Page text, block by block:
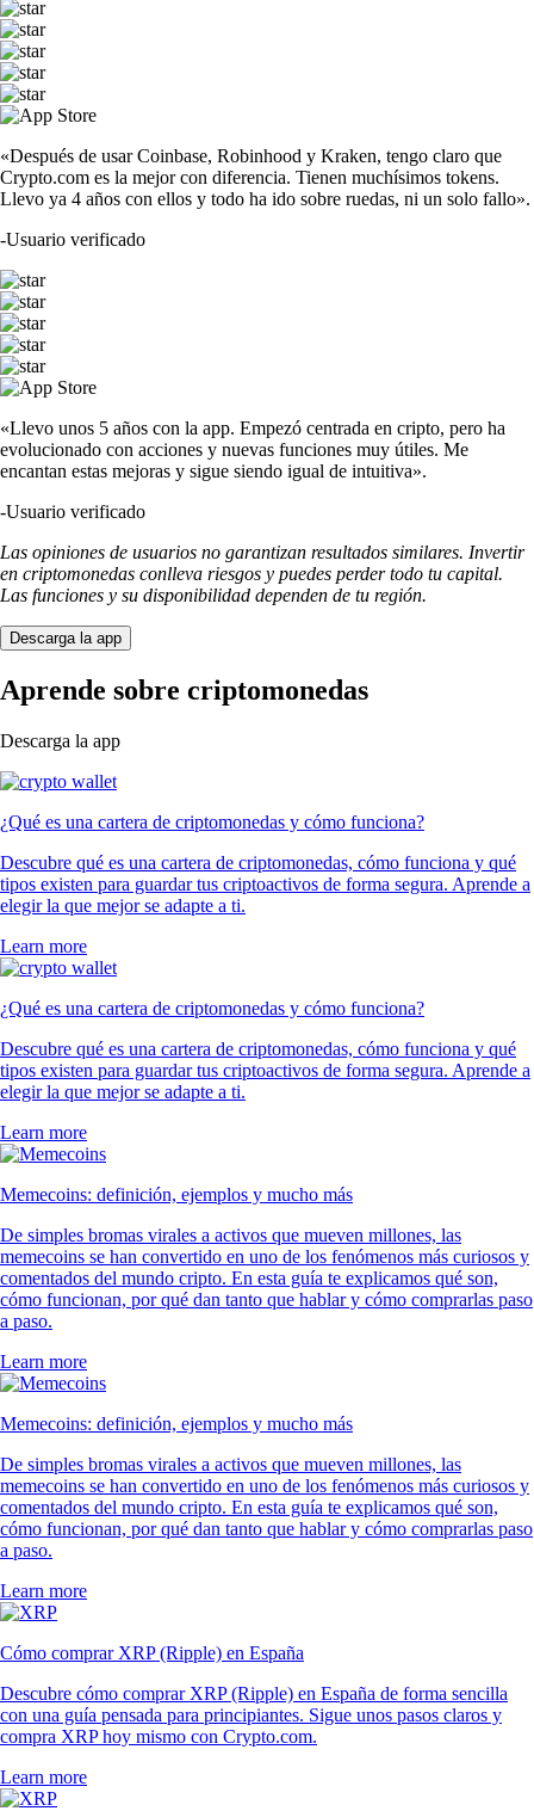
«Después de usar Coinbase, Robinhood y Kraken, tengo claro que
Crypto.com es la mejor con diferencia. Tienen muchísimos tokens.
Llevo ya 4 años con ellos y todo ha ido sobre ruedas, ni un solo fallo».
-Usuario verificado
«Llevo unos 5 años con la app. Empezó centrada en cripto, pero ha
evolucionado con acciones y nuevas funciones muy útiles. Me
encantan estas mejoras y sigue siendo igual de intuitiva».
-Usuario verificado
Las opiniones de usuarios no garantizan resultados similares. Invertir
en criptomonedas conlleva riesgos y puedes perder todo tu capital.
Las funciones y su disponibilidad dependen de tu región.
Descarga la app
Aprende sobre criptomonedas
Descarga la app
¿Qué es una cartera de criptomonedas y cómo funciona?
Descubre qué es una cartera de criptomonedas, cómo funciona y qué
tipos existen para guardar tus criptoactivos de forma segura. Aprende a
elegir la que mejor se adapte a ti.
Learn more
¿Qué es una cartera de criptomonedas y cómo funciona?
Descubre qué es una cartera de criptomonedas, cómo funciona y qué
tipos existen para guardar tus criptoactivos de forma segura. Aprende a
elegir la que mejor se adapte a ti.
Learn more
Memecoins: definición, ejemplos y mucho más
De simples bromas virales a activos que mueven millones, las
memecoins se han convertido en uno de los fenómenos más curiosos y
comentados del mundo cripto. En esta guía te explicamos qué son,
cómo funcionan, por qué dan tanto que hablar y cómo comprarlas paso
a paso.
Learn more
Memecoins: definición, ejemplos y mucho más
De simples bromas virales a activos que mueven millones, las
memecoins se han convertido en uno de los fenómenos más curiosos y
comentados del mundo cripto. En esta guía te explicamos qué son,
cómo funcionan, por qué dan tanto que hablar y cómo comprarlas paso
a paso.
Learn more
Cómo comprar XRP (Ripple) en España
Descubre cómo comprar XRP (Ripple) en España de forma sencilla
con una guía pensada para principiantes. Sigue unos pasos claros y
compra XRP hoy mismo con Crypto.com.
Learn more